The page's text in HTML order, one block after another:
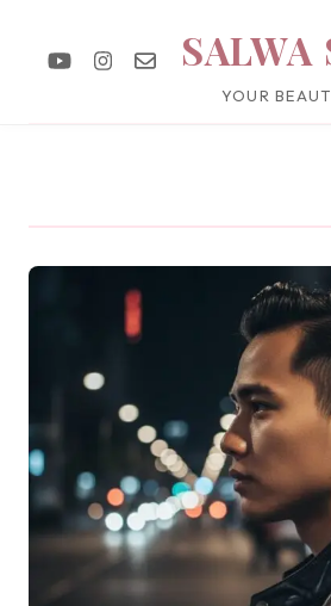
SALWA
YOUR